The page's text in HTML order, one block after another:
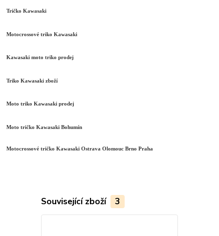
Tričko Kawasaki
Motocrossové triko Kawasaki
Kawasaki moto triko prodej
Triko Kawasaki zboží
Moto triko Kawasaki prodej
Moto tričko Kawasaki Bohumín
Motocrossové tričko Kawasaki Ostrava Olomouc Brno Praha
Související zboží 3